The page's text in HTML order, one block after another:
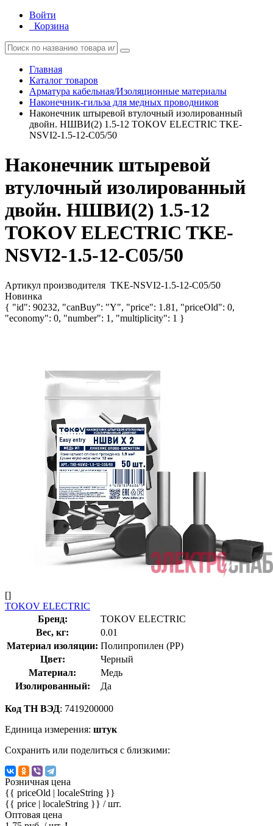
Войти
Корзина
Главная
Каталог товаров
Арматура кабельная/Изоляционные материалы
Наконечник-гильза для медных проводников
Наконечник штыревой втулочный изолированный
двойн. НШВИ(2) 1.5-12 TOKOV ELECTRIC TKE-
NSVI2-1.5-12-C05/50
Наконечник штыревой
втулочный изолированный
двойн. НШВИ(2) 1.5-12
TOKOV ELECTRIC TKE-
NSVI2-1.5-12-C05/50
Артикул производителя TKE-NSVI2-1.5-12-C05/50
Новинка
{ "id": 90232, "canBuy": "Y", "price": 1.81, "priceOld": 0,
"economy": 0, "number": 1, "multiplicity": 1 }
[]
TOKOV ELECTRIC
Бренд:
TOKOV ELECTRIC
Вес, кг:
0.01
Материал изоляции: Полипропилен (PP)
Цвет:
Черный
Материал:
Медь
Изолированный:
Да
Код ТН ВЭД: 7419200000
Единица измерения: штук
Сохранить или поделиться с близкими:
Розничная цена
{{ priceOld | localeString }}
{{ price | localeString }} / шт.
Оптовая цена